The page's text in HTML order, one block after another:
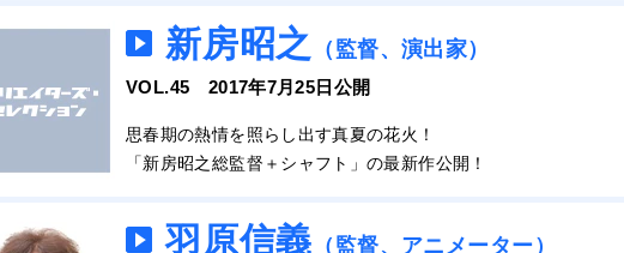
新房昭之 （監督、演出家）
VOL.45 2017年7月25日公開
思春期の熱情を照らし出す真夏の花火！
「新房昭之総監督＋シャフト」の最新作公開！
羽原信義 （監督、アニメーター）